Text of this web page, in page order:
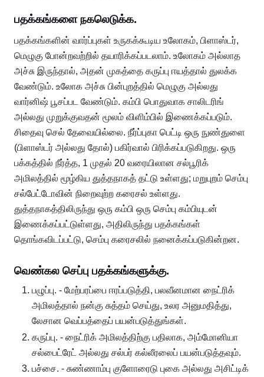
பதக்கங்களை நகலெடுக்க.
பதக்கங்களின் வார்ப்புகள் உருகக்கூடிய உலோகம், பிளாஸ்டர்,
மெழுகு போன்றவற்றில் தயாரிக்கப்படலாம். உலோகம் அல்லாத
அச்சு இருந்தால், அதன் முகத்தை கருப்பு ஈயத்தால் துலக்க
வேண்டும். உலோக அச்சு பின்புறத்தில் மெழுகு அல்லது
வார்னிஷ் பூசப்பட வேண்டும். கம்பி பொதுவாக சாலிடரிங்
அல்லது முறுக்குவதன் மூலம் விளிம்பில் இணைக்கப்படும்.
சிதைவு செல் தேவையில்லை. நீர்ப்புகா பெட்டி ஒரு நுண்துளை
(பிளாஸ்டர் அல்லது தோல்) பகிர்வால் பிரிக்கப்படுகிறது. ஒரு
பக்கத்தில் நீர்த்த, 1 முதல் 20 வரையிலான சல்பூரிக்
அமிலத்தில் மூழ்கிய துத்தநாகத் தட்டு உள்ளது; மறுபுறம் செம்பு
சல்பேட்டோவின் நிறைவுற்ற கரைசல் உள்ளது.
துத்தநாகத்திலிருந்து ஒரு கம்பி ஒரு செம்பு கம்பியுடன்
இணைக்கப்பட்டுள்ளது, அதிலிருந்து பதக்கங்கள்
தொங்கவிடப்பட்டு, செம்பு கரைசலில் நனைக்கப்படுகின்றன.
வெண்கல செப்பு பதக்கங்களுக்கு.
பழுப்பு. - மேற்பரப்பை ஈரப்படுத்தி, பலவீனமான நைட்ரிக்
அமிலத்தால் நன்கு சுத்தம் செய்து, உலர அனுமதித்து,
லேசான வெப்பத்தைப் பயன்படுத்துங்கள்.
கருப்பு. - நைட்ரிக் அமிலத்திற்கு பதிலாக, அம்மோனியா
சல்பைட்ரேட் அல்லது சல்பர் கல்லீரலைப் பயன்படுத்தவும்.
பச்சை. - சுண்ணாம்பு குளோரைடு புகை அல்லது அசிட்டிக்